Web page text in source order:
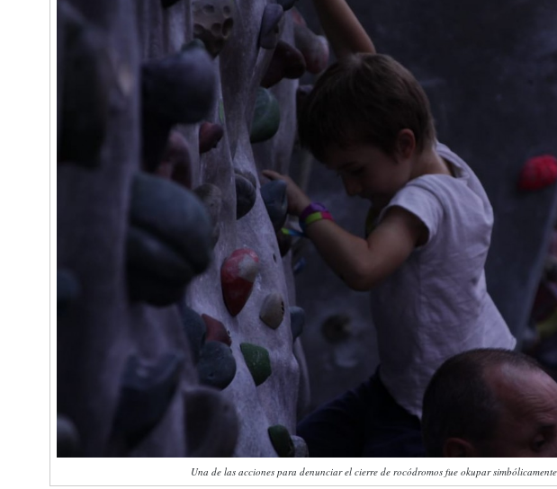
Una de las acciones para denunciar el cierre de rocódromos fue okupar